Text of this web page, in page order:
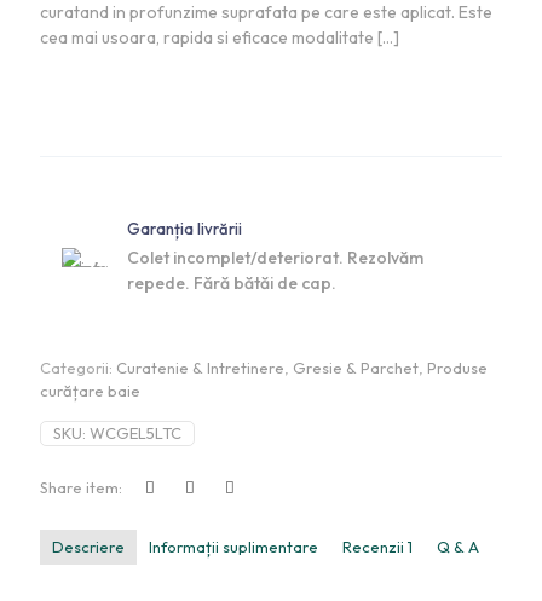
curatand in profunzime suprafata pe care este aplicat. Este
cea mai usoara, rapida si eficace modalitate […]
Garanția livrării
Colet incomplet/deteriorat. Rezolvăm
repede. Fără bătăi de cap.
Categorii: Curatenie & Intretinere Gresie & Parchet Produse
curățare baie
SKU: WCGEL5LTC
Share item:
Descriere Informații suplimentare Recenzii 1 Q & A